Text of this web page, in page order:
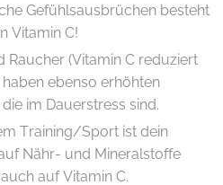
Gefühlsausbrüchen besteht
Vitamin C!
Raucher (Vitamin C reduziert
ebenso erhöhten
im Dauerstress sind.
Training/Sport ist dein
Nähr- und Mineralstoffe
auf Vitamin C.